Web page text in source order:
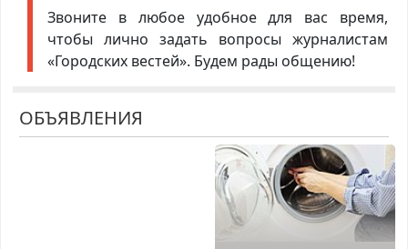
Звоните в любое удобное для вас время,
чтобы лично задать вопросы журналистам
«Городских вестей». Будем рады общению!
ОБЪЯВЛЕНИЯ